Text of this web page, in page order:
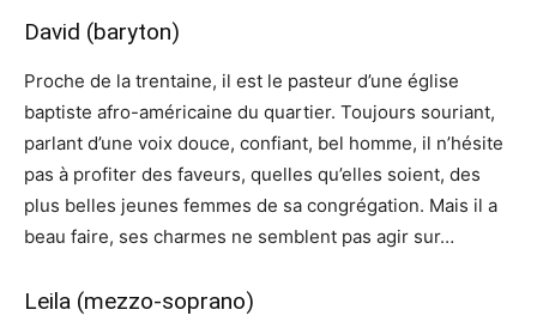
David (baryton)
Proche de la trentaine, il est le pasteur d’une église
baptiste afro-américaine du quartier. Toujours souriant,
parlant d’une voix douce, confiant, bel homme, il n’hésite
pas à profiter des faveurs, quelles qu’elles soient, des
plus belles jeunes femmes de sa congrégation. Mais il a
beau faire, ses charmes ne semblent pas agir sur…
Leila (mezzo-soprano)